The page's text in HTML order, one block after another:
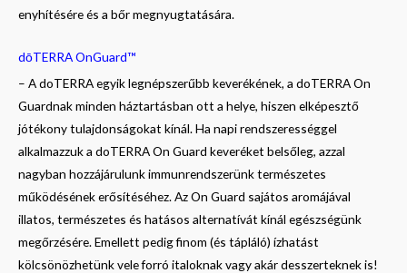
enyhítésére és a bőr megnyugtatására.
dōTERRA OnGuard™
– A doTERRA egyik legnépszerűbb keverékének, a doTERRA On
Guardnak minden háztartásban ott a helye, hiszen elképesztő
jótékony tulajdonságokat kínál. Ha napi rendszerességgel
alkalmazzuk a doTERRA On Guard keveréket belsőleg, azzal
nagyban hozzájárulunk immunrendszerünk természetes
működésének erősítéséhez. Az On Guard sajátos aromájával
illatos, természetes és hatásos alternatívát kínál egészségünk
megőrzésére. Emellett pedig finom (és tápláló) ízhatást
kölcsönözhetünk vele forró italoknak vagy akár desszerteknek is!